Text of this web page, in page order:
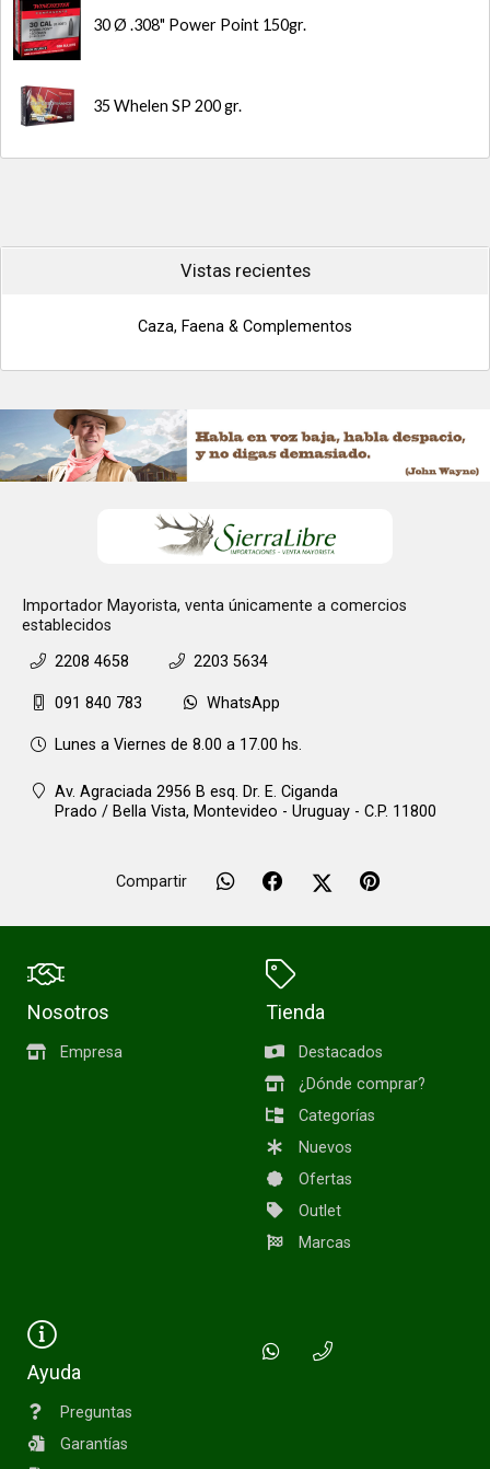
30 Ø .308" Power Point 150gr.
35 Whelen SP 200 gr.
Vistas recientes
Caza, Faena & Complementos
Importador Mayorista, venta únicamente a comercios
establecidos
2208 4658
2203 5634
091 840 783 WhatsApp
Lunes a Viernes de 8.00 a 17.00 hs.
Av. Agraciada 2956 B esq. Dr. E. Ciganda
Prado / Bella Vista, Montevideo - Uruguay - C.P. 11800
Compartir
Nosotros
Empresa
Tienda
Destacados
¿Dónde comprar?
Categorías
Nuevos
Ofertas
Outlet
Marcas
Ayuda
Preguntas
Garantías